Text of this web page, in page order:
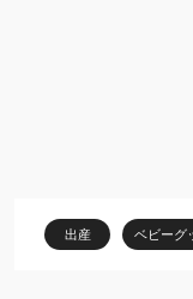
出産 ベビーグ